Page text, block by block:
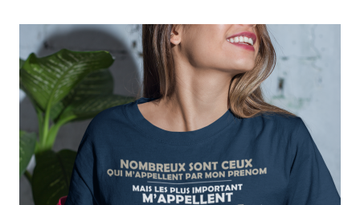
T-SHIRT GAME OVER
Dès12,00 €